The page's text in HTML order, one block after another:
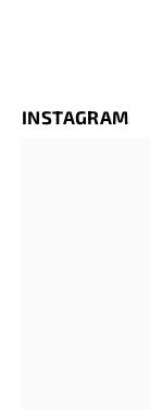
INSTAGRAM